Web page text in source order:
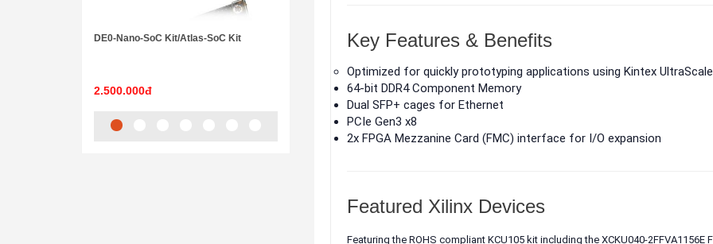
DE0-Nano-SoC Kit/Atlas-SoC Kit
2.500.000đ 3.299.000đ
DE1-SoC Board
5.975.000đ
Key Features & Benefits
Optimized for quickly prototyping applications using Kintex
64-bit DDR4 Component Memory
Dual SFP+ cages for Ethernet
PCIe Gen3 x8
2x FPGA Mezzanine Card (FMC) interface for I/O expansion
Featured Xilinx Devices
Featuring the ROHS compliant KCU105 kit including the XCKU040-2FFVA1156E